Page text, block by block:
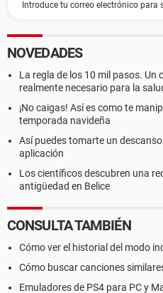
NOVEDADES
La regla de los 10 mil pasos. Un
realmente necesario para la
¡No caigas! Así es como te
temporada navideña
Así puedes tomarte un
aplicación
Los científicos descubren una
antigüedad en Belice
CONSULTA TAMBIÉN
Cómo ver el historial del modo
Cómo buscar canciones
Emuladores de PS4 para PC y